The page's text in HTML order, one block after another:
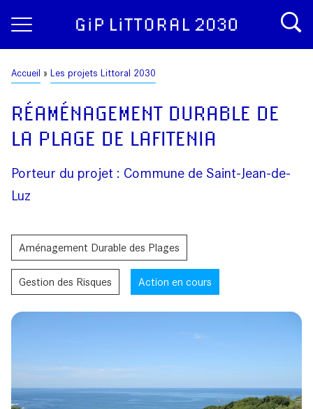
Fil
d'Ariane
Accueil Les projets Littoral 2030
RÉAMÉNAGEMENT DURABLE DE
LA PLAGE DE LAFITENIA
Porteur du projet : Commune de Saint-Jean-de-
Luz
Aménagement Durable des Plages
Gestion des Risques Action en cours